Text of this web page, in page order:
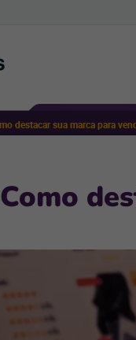
Como